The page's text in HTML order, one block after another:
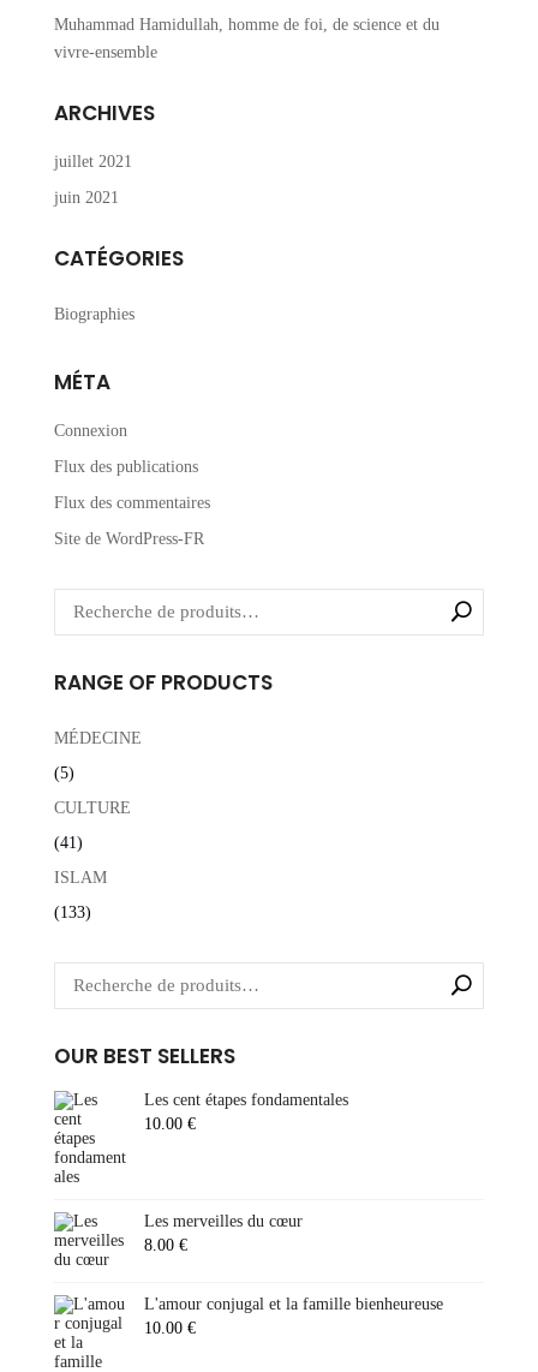
Muhammad Hamidullah, homme de foi, de science et du
vivre-ensemble
ARCHIVES
juillet 2021
juin 2021
CATÉGORIES
Biographies
MÉTA
Connexion
Flux des publications
Flux des commentaires
Site de WordPress-FR
RANGE OF PRODUCTS
MÉDECINE
(5)
CULTURE
(41)
ISLAM
(133)
OUR BEST SELLERS
Les cent étapes fondamentales
10.00 €
Les merveilles du cœur
8.00 €
L'amour conjugal et la famille bienheureuse
10.00 €